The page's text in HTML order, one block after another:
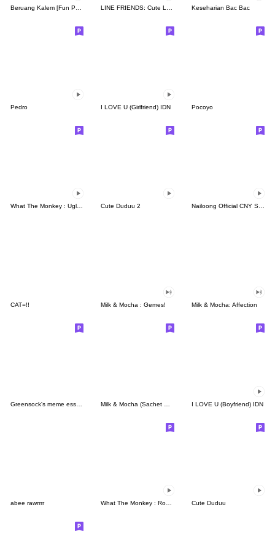
Beruang Kalem [Fun Pack] LINE FRIENDS: Cute Loving Expressions Keseharian Bac Bac
Pedro I LOVE U (Girlfriend) IDN Pocoyo
Cute Duduu 2 Nailoong Official CNY Sticker
CAT=!! Milk & Mocha : Gemes! Milk & Mocha: Affection
I LOVE U (Boyfriend) IDN
abee rawrrrr Cute Duduu